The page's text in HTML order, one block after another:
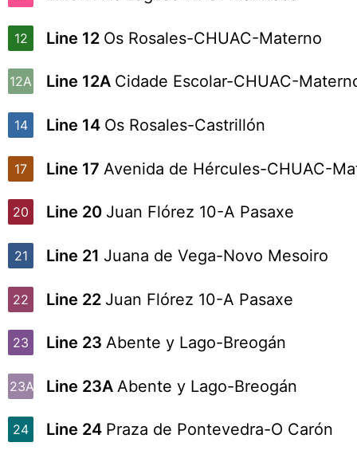
12 Line 12 Os Rosales-CHUAC-Materno
12A Line 12A Cidade Escolar-CHUAC-
14 Line 14 Os Rosales-Castrillón
17 Line 17 Avenida de Hércules-CHUAC-
20 Line 20 Juan Flórez 10-A Pasaxe
21 Line 21 Juana de Vega-Novo Mesoiro
22 Line 22 Juan Flórez 10-A Pasaxe
23 Line 23 Abente y Lago-Breogán
23A Line 23A Abente y Lago-Breogán
24 Line 24 Praza de Pontevedra-O Carón